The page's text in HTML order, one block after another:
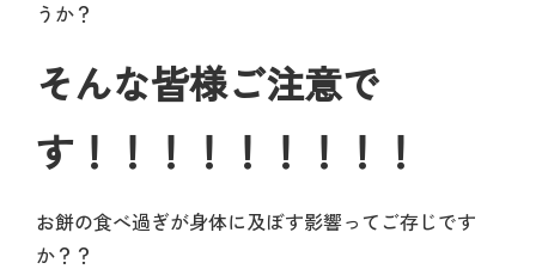
うか？
そんな皆様ご注意で
す！！！！！！！！！
お餅の食べ過ぎが身体に及ぼす影響ってご存じです
か？？